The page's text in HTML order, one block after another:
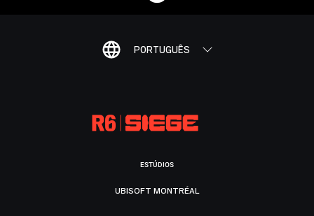
PORTUGUÊS
ESTÚDIOS
UBISOFT MONTRÉAL